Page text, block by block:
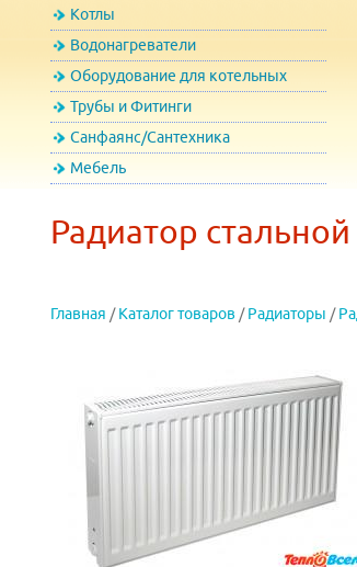
Котлы
Водонагреватели
Оборудование для котельных
Трубы и Фитинги
Санфаянс/Сантехника
Мебель
Радиатор
Главная / Каталог товаров / Радиаторы /